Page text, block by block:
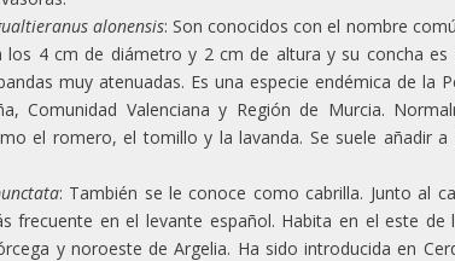
alonensis: Son conocidos con el nombre
los 4 cm de diámetro y 2 cm de altura y su concha
muy atenuadas. Es una especie endémica de la
Comunidad Valenciana y Región de Murcia.
el romero, el tomillo y la lavanda. Se suele añadir
: También se le conoce como cabrilla. Junto al
frecuente en el levante español. Habita en el este de
y noroeste de Argelia. Ha sido introducida en